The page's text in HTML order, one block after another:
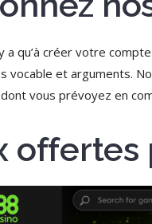
a qu’à créer votre
vocable et arguments.
vous prévoyez en
offertes